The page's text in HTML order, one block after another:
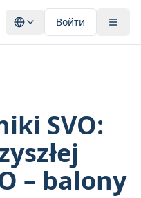
Войти
SVO:
– balony